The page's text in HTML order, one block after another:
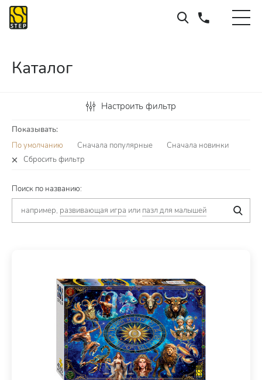
Каталог
Настроить фильтр
Показывать:
По умолчанию
Сначала популярные
Сначала новинки
Сбросить фильтр
Поиск по названию:
например, развивающая игра или пазл для малышей